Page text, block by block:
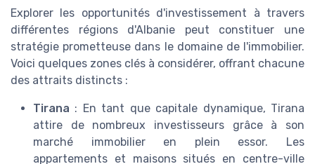
Explorer les opportunités d'investissement à travers
différentes régions d'Albanie peut constituer une
stratégie prometteuse dans le domaine de l'immobilier.
Voici quelques zones clés à considérer, offrant chacune
des attraits distincts :
Tirana : En tant que capitale dynamique, Tirana
attire de nombreux investisseurs grâce à son
marché immobilier en plein essor. Les
appartements et maisons situés en centre-ville